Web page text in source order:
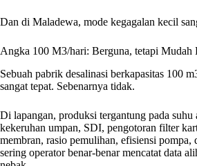
Dan di Maladewa, mode kegagalan kecil
Angka 100 M3/hari: Berguna, tetapi Mudah
Sebuah pabrik desalinasi berkapasitas 100
sangat tepat. Sebenarnya tidak.
Di lapangan, produksi tergantung pada suhu
kekeruhan umpan, SDI, pengotoran filter
membran, rasio pemulihan, efisiensi pompa,
sering operator benar-benar mencatat data